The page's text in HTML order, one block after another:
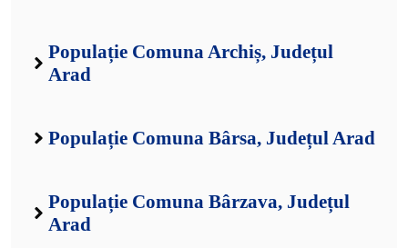
Populație Comuna Archiș, Județul
Arad
Populație Comuna Bârsa, Județul Arad
Populație Comuna Bârzava, Județul
Arad